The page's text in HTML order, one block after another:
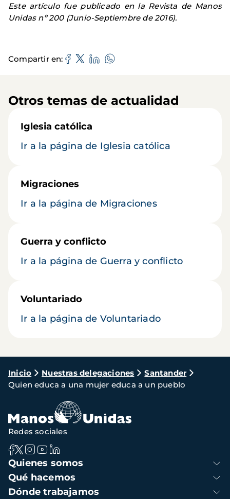
Este artículo fue publicado en la Revista de Manos
Unidas nº 200 (Junio-Septiembre de 2016).
Compartir en
Otros temas de actualidad
Iglesia católica
Ir a la página de Iglesia católica
Migraciones
Ir a la página de Migraciones
Guerra y conflicto
Ir a la página de Guerra y conflicto
Voluntariado
Ir a la página de Voluntariado
Ruta
de
navegación
Inicio Nuestras delegaciones
Santander
Quien educa a una mujer educa a un pueblo
Navegación
principal
Quienes somos
Qué hacemos
Dónde trabajamos
Redes sociales